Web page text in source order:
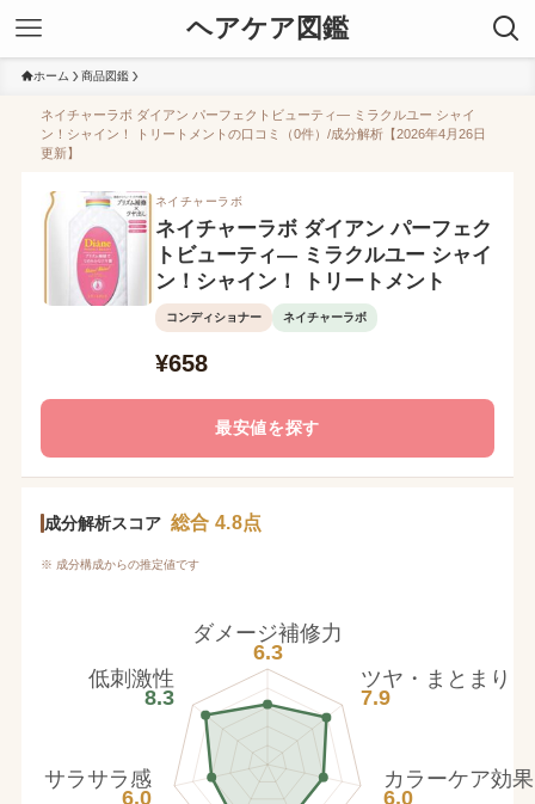
ヘアケア図鑑
ホーム 商品図鑑
ネイチャーラボ ダイアン パーフェクトビューティ― ミラクルユー シャイ
ン！シャイン！ トリートメントの口コミ（0件）/成分解析【2026年4月26日
更新】
ネイチャーラボ
ネイチャーラボ ダイアン パーフェク
トビューティ― ミラクルユー シャイ
ン！シャイン！ トリートメント
コンディショナー ネイチャーラボ
¥658
最安値を探す
成分解析スコア 総合 4.8点
※ 成分構成からの推定値です
ダメージ補修力
6.3
ツヤ・まとまり
7.9
カラーケア効果
6.0
サラサラ感
6.0
低刺激性
8.3